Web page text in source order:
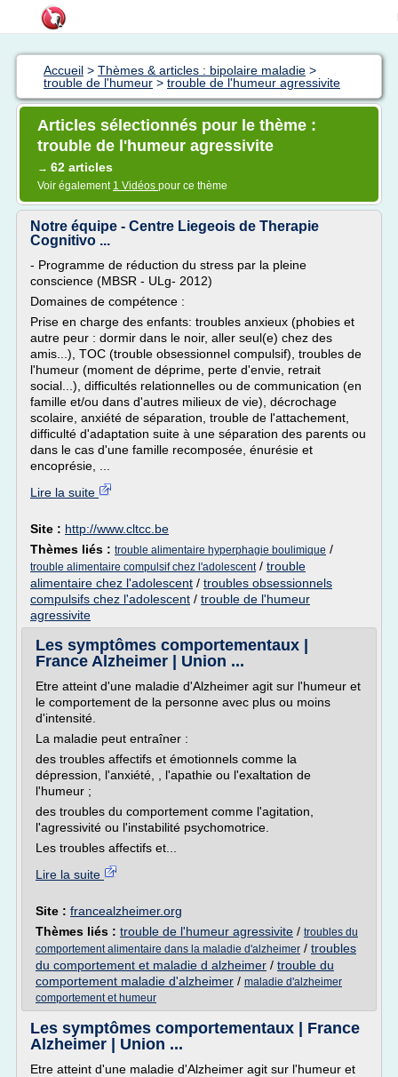
Accueil > Thèmes & articles : bipolaire maladie >
trouble de l'humeur > trouble de l'humeur agressivite
Articles sélectionnés pour le thème :
trouble de l'humeur agressivite
→ 62 articles
Voir également 1 Vidéos pour ce thème
Notre équipe - Centre Liegeois de Therapie
Cognitivo ...
- Programme de réduction du stress par la pleine
conscience (MBSR - ULg- 2012)
Domaines de compétence :
Prise en charge des enfants: troubles anxieux (phobies et
autre peur : dormir dans le noir, aller seul(e) chez des
amis...), TOC (trouble obsessionnel compulsif), troubles de
l'humeur (moment de déprime, perte d'envie, retrait
social...), difficultés relationnelles ou de communication (en
famille et/ou dans d'autres milieux de vie), décrochage
scolaire, anxiété de séparation, trouble de l'attachement,
difficulté d'adaptation suite à une séparation des parents ou
dans le cas d'une famille recomposée, énurésie et
encoprésie, ...
Lire la suite
Site : http://www.cltcc.be
Thèmes liés : trouble alimentaire hyperphagie boulimique /
trouble alimentaire compulsif chez l'adolescent/ trouble
alimentaire chez l'adolescent / troubles obsessionnels
compulsifs chez l'adolescent / trouble de l'humeur
agressivite
Les symptômes comportementaux |
France Alzheimer | Union ...
Etre atteint d'une maladie d'Alzheimer agit sur l'humeur et
le comportement de la personne avec plus ou moins
d'intensité.
La maladie peut entraîner :
des troubles affectifs et émotionnels comme la
dépression, l'anxiété, , l'apathie ou l'exaltation de
l'humeur ;
des troubles du comportement comme l'agitation,
l'agressivité ou l'instabilité psychomotrice.
Les troubles affectifs et...
Lire la suite
Site : francealzheimer.org
Thèmes liés : trouble de l'humeur agressivite / troubles du
comportement alimentaire dans la maladie d'alzheimer / troubles
du comportement et maladie d alzheimer / trouble du
comportement maladie d'alzheimer / maladie d'alzheimer
comportement et humeur
Les symptômes comportementaux | France
Alzheimer | Union ...
Etre atteint d'une maladie d'Alzheimer agit sur l'humeur et